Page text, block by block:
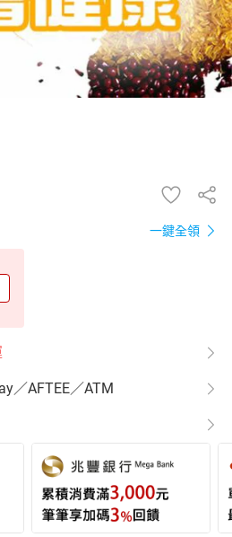
一鍵全領
／AFTEE／ATM